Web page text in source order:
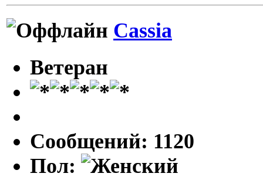
Cassia
Ветеран
Сообщений: 1120
Пол: